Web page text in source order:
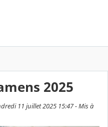
2025
11 juillet 2025 15:47 - Mis à